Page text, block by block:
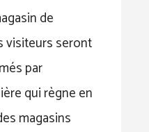
de
visiteurs seront
par
qui règne en
magasins